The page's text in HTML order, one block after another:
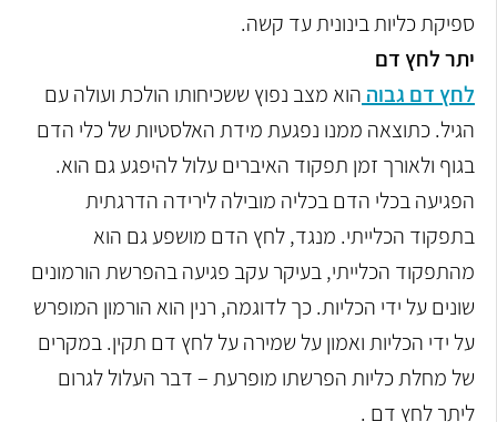
ספיקת כליות בינונית עד קשה.
יתר לחץ דם
לחץ דם גבוה הוא מצב נפוץ ששכיחותו הולכת ועולה עם
הגיל. כתוצאה ממנו נפגעת מידתהאלסטיות של כלי הדם
בגוף ולאורך זמן תפקוד האיברים עלול להיפגע גם הוא.
הפגיעהבכלי הדם בכליה מובילה לירידה הדרגתית
בתפקוד הכלייתי. מנגד, לחץ הדם מושפע גם הוא
מהתפקוד הכלייתי, בעיקר עקב פגיעה בהפרשת הורמונים
שונים על ידי הכליות. כךלדוגמה, רנין הוא הורמון המופרש
על ידי הכליות ואמון על שמירה על לחץ דם תקין. במקרים
של מחלת כליות הפרשתו מופרעת – דבר העלול לגרום
ליתר לחץ דם .